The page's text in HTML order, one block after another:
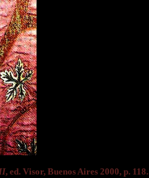
, ed. Visor, Buenos Aires 2000, p. 118.